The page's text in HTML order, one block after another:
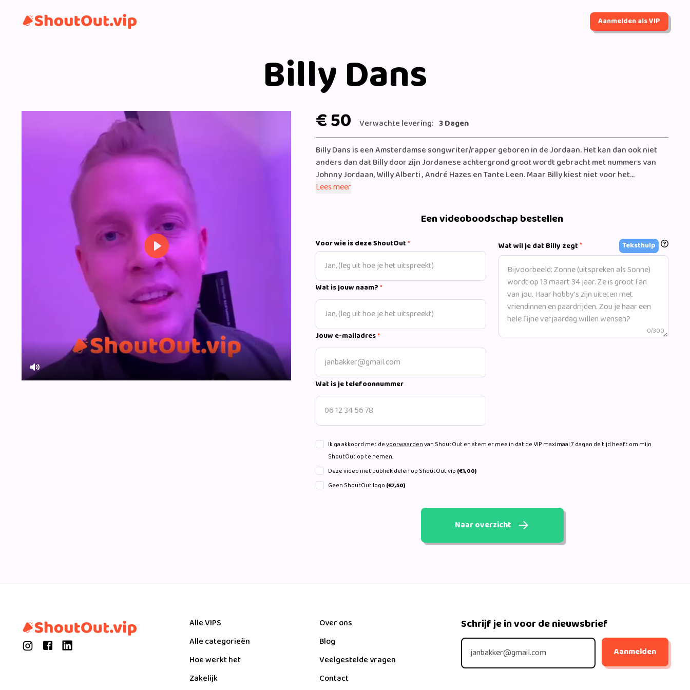
Aanmelden als VIP
Billy Dans
Mute
Play
€ 50 Verwachte levering: 3 Dagen
Billy Dans is een Amsterdamse songwriter/rapper geboren in de Jordaan. Het kan dan ook niet
anders dan dat Billy door zijn Jordanese achtergrond groot wordt gebracht met nummers van
Johnny Jordaan, Willy Alberti , André Hazes en Tante Leen. Maar Billy kiest niet voor het
levenslied. Met een vader die een eigen café runde was dat natuurlijk ook niet moeilijk. Na het
scoort hij samen met zijn beste vriend Lyon een hit op YouTube met ‘Voorbij’ (meer dan 6 miljoen
views) en daar begon de eerste stap naar meer. Gaandeweg ontwikkelt de taalsnelle virtuoos
een feilloos gevoel voor het schrijven van rake Nederlandse teksten, een ideale reden om Billy
Dans te boeken. De Coronaperiode heeft Billy met name besteed aan het schrijven van tracks
voor hemzelf en andere artiesten. Onlangs behaalde Billy als co-writer de gouden status met
‘Frans Duits’ van Frans Duijts en Donnie. Billy Dans schrijft intussen veel liedjes voor andere
artiesten. Zo waren er de afgelopen jaren successen met Tino Martin (platina album), René
Froger, Jan Smit (goud), Donnie, Ruben Annink, Wolter Kroes, en vele anderen. Het komende jaar
zal ook in het teken staan van zijn eigen carrière.
Lees meer
Een videoboodschap bestellen
Voor wie is deze ShoutOut*
Wat is jouw naam?*
Jouw e-mailadres*
Wat is je telefoonnummer
Wat wil je dat Billy zegt* Teksthulp
0/300
Ik ga akkoord met devoorwaardenvan ShoutOut en stem er mee in dat de VIP maximaal 7 dagen de tijd heeft om mijn
ShoutOut op te nemen.
Deze video niet publiek delen op ShoutOut.vip (€1,00)
Geen ShoutOut logo (€7,50)
Naar overzicht
Alle VIPS
Alle categorieën
Hoe werkt het
Zakelijk
Over ons
Blog
Veelgestelde vragen
Contact
Schrijf je in voor de nieuwsbrief
Aanmelden